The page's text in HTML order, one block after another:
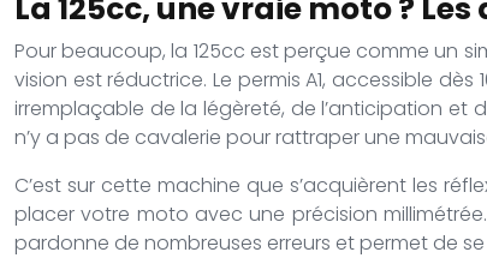
La 125cc, une vraie moto ?
Pour beaucoup, la 125cc est perçue comme un
vision est réductrice. Le permis A1, accessible
irremplaçable de la légèreté, de l’anticipation et
n’y a pas de cavalerie pour rattraper une
C’est sur cette machine que s’acquièrent les
placer votre moto avec une précision
pardonne de nombreuses erreurs et permet de